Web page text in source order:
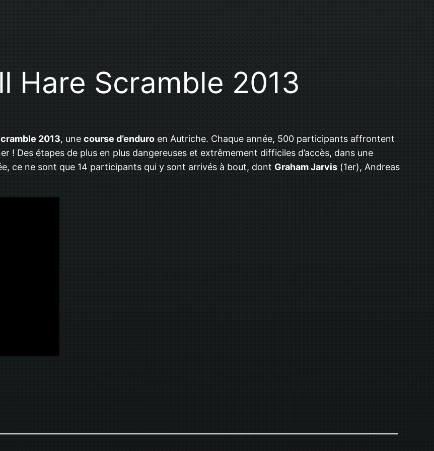
Hare Scramble 2013
2013, une course d’enduro en Autriche. Chaque année, 500 participants affrontent
! Des étapes de plus en plus dangereuses et extrêmement difficiles d’accès, dans une
ce ne sont que 14 participants qui y sont arrivés à bout, dont Graham Jarvis (1er), Andreas